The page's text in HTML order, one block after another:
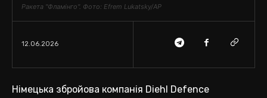
Ракета "Фламінго". Фото: Efrem Lukatsky/AP
12.06.2026
Німецька збройова компанія Diehl Defence